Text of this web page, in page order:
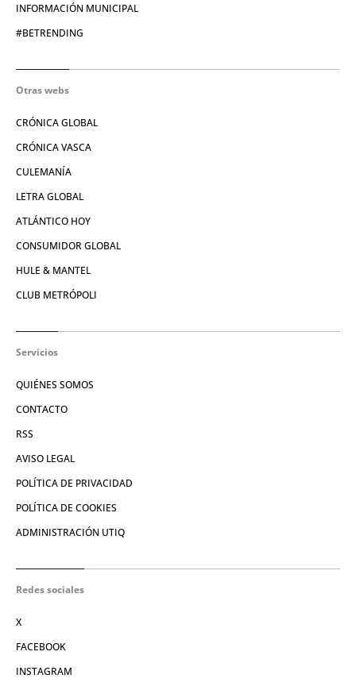
INFORMACIÓN MUNICIPAL
#BETRENDING
Otras webs
CRÓNICA GLOBAL
CRÓNICA VASCA
CULEMANÍA
LETRA GLOBAL
ATLÁNTICO HOY
CONSUMIDOR GLOBAL
HULE & MANTEL
CLUB METRÓPOLI
Servicios
QUIÉNES SOMOS
CONTACTO
RSS
AVISO LEGAL
POLÍTICA DE PRIVACIDAD
POLÍTICA DE COOKIES
ADMINISTRACIÓN UTIQ
Redes sociales
X
FACEBOOK
INSTAGRAM